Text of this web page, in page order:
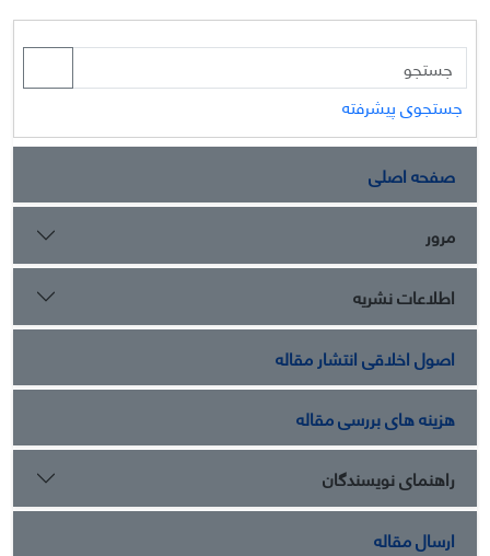
جستجوی پیشرفته
صفحه اصلی
مرور
اطلاعات نشریه
اصول اخلاقی انتشار مقاله
هزینه های بررسی مقاله
راهنمای نویسندگان
ارسال مقاله